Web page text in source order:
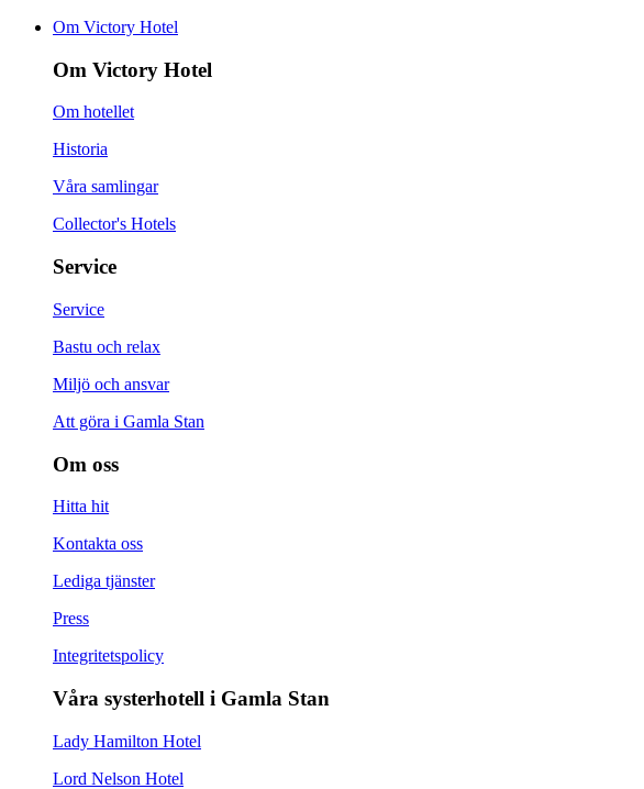
Om Victory Hotel
Om Victory Hotel
Om hotellet
Historia
Våra samlingar
Collector's Hotels
Service
Service
Bastu och relax
Miljö och ansvar
Att göra i Gamla Stan
Om oss
Hitta hit
Kontakta oss
Lediga tjänster
Press
Integritetspolicy
Våra systerhotell i Gamla Stan
Lady Hamilton Hotel
Lord Nelson Hotel